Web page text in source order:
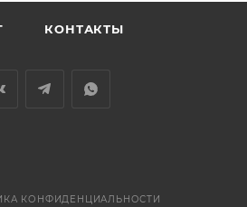
КОНТАКТЫ
КОНФИДЕНЦИАЛЬНОСТИ